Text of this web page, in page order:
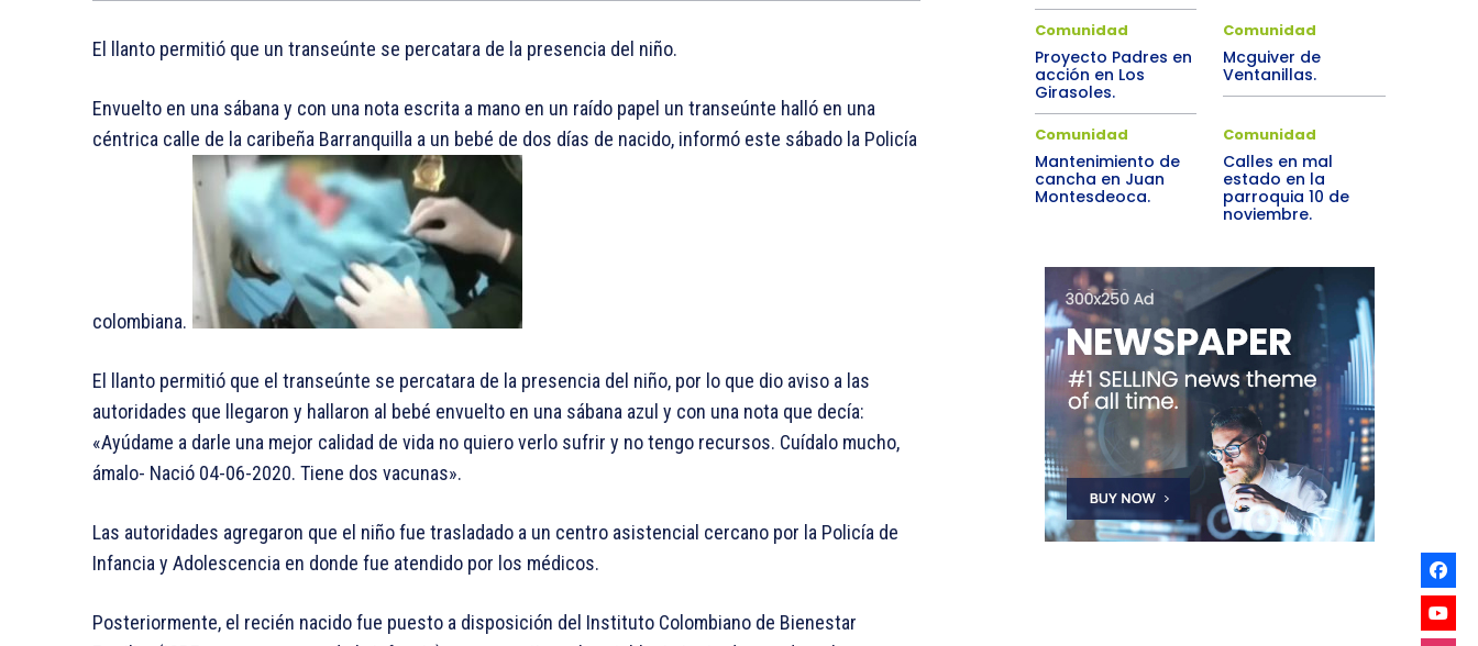
El llanto permitió que un transeúnte se percatara de la presencia del niño.
Envuelto en una sábana y con una nota escrita a mano en un raído papel un transeúnte halló en una
céntrica calle de la caribeña Barranquilla a un bebé de dos días de nacido, informó este sábado la Policía
colombiana.
El llanto permitió que el transeúnte se percatara de la presencia del niño, por lo que dio aviso a las
autoridades que llegaron y hallaron al bebé envuelto en una sábana azul y con una nota que decía:
«Ayúdame a darle una mejor calidad de vida no quiero verlo sufrir y no tengo recursos. Cuídalo mucho,
ámalo- Nació 04-06-2020. Tiene dos vacunas».
Las autoridades agregaron que el niño fue trasladado a un centro asistencial cercano por la Policía de
Infancia y Adolescencia en donde fue atendido por los médicos.
Posteriormente, el recién nacido fue puesto a disposición del Instituto Colombiano de Bienestar
Comunidad
Proyecto Padres en
acción en Los
Girasoles.
Comunidad
Mcguiver de
Ventanillas.
Comunidad
Mantenimiento de
cancha en Juan
Montesdeoca.
Comunidad
Calles en mal
estado en la
parroquia 10 de
noviembre.